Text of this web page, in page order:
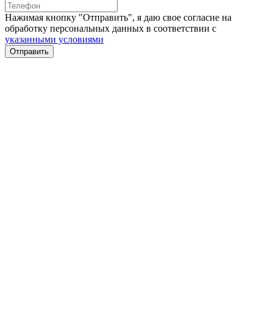
Нажимая кнопку "Отправить", я даю свое согласие на
обработку персональных данных в соответствии с
указанными условиями
Отправить